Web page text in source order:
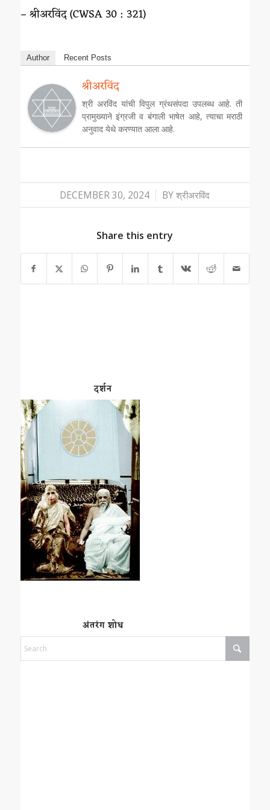
– श्रीअरविंद (CWSA 30 : 321)
Author Recent Posts
श्रीअरविंद
श्री अरविंद यांची विपुल ग्रंथसंपदा उपलब्ध आहे. ती
प्रामुख्याने इंग्रजी व बंगाली भाषेत आहे, त्याचा मराठी
अनुवाद येथे करण्यात आला आहे.
DECEMBER 30, 2024
/ BYश्रीअरविंद
Share this entry
दर्शन
अंतरंग शोध